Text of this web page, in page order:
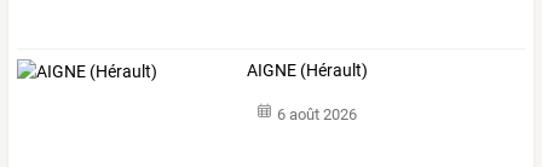
AIGNE (Hérault)
6 août 2026